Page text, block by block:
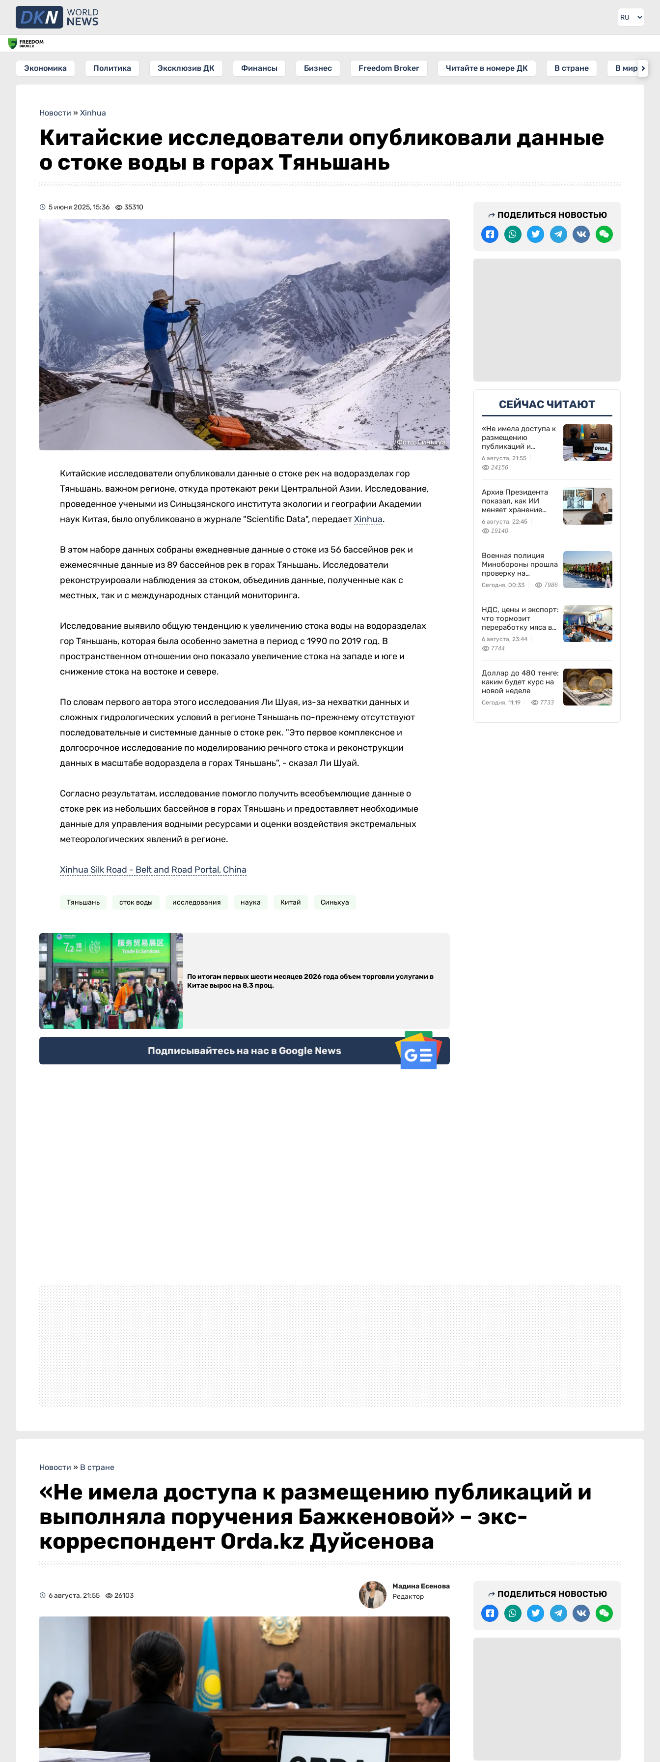
Экономика Политика Эксклюзив ДК Финансы Бизнес Freedom Broker Читайте в номере ДК В стране В мире
Новости » Xinhua
Китайские исследователи опубликовали данные
о стоке воды в горах Тяньшань
5 июня 2025, 15:36 35310
Фото: Синьхуа
Китайские исследователи опубликовали данные о стоке рек на водоразделах гор
Тяньшань, важном регионе, откуда протекают реки Центральной Азии. Исследование,
проведенное учеными из Синьцзянского института экологии и географии Академии
наук Китая, было опубликовано в журнале "Scientific Data", передаетXinhua.
В этом наборе данных собраны ежедневные данные о стоке из 56 бассейнов рек и
ежемесячные данные из 89 бассейнов рек в горах Тяньшань. Исследователи
реконструировали наблюдения за стоком, объединив данные, полученные как с
местных, так и с международных станций мониторинга.
Исследование выявило общую тенденцию к увеличению стока воды на водоразделах
гор Тяньшань, которая была особенно заметна в период с 1990 по 2019 год. В
пространственном отношении оно показало увеличение стока на западе и юге и
снижение стока на востоке и севере.
По словам первого автора этого исследования Ли Шуая, из-за нехватки данных и
сложных гидрологических условий в регионе Тяньшань по-прежнему отсутствуют
последовательные и системные данные о стоке рек. "Это первое комплексное и
долгосрочное исследование по моделированию речного стока и реконструкции
данных в масштабе водораздела в горах Тяньшань", - сказал Ли Шуай.
Согласно результатам, исследование помогло получить всеобъемлющие данные о
стоке рек из небольших бассейнов в горах Тяньшань и предоставляет необходимые
данные для управления водными ресурсами и оценки воздействия экстремальных
метеорологических явлений в регионе.
Xinhua Silk Road - Belt and Road Portal, China
Тяньшань сток воды исследования наука Китай Синьхуа
По итогам первых шести месяцев 2026 года объем торговли услугами в
Китае вырос на 8,3 проц.
Подписывайтесь на нас в Google News
ПОДЕЛИТЬСЯ НОВОСТЬЮ
СЕЙЧАС ЧИТАЮТ
«Не имела доступа к
размещению
публикаций и
выполняла
поручения
Бажкеновой» – экс-
Orda.kz Дуйсенова
6 августа, 21:55
24156
Архив Президента
показал, как ИИ
меняет хранение
документов в
Казахстане
6 августа, 22:45
19140
Военная полиция
Минобороны прошла
проверку на
выносливость
Сегодня, 00:33 7986
НДС, цены и экспорт:
что тормозит
переработку мяса в
Казахстане
6 августа, 23:44
7744
Доллар до 480 тенге:
каким будет курс на
новой неделе
Сегодня, 11:19 7733
Новости » В стране
«Не имела доступа к размещению публикаций и
выполняла поручения Бажкеновой» – экс-
корреспондент Orda.kz Дуйсенова
6 августа, 21:55 26103
Мадина Есенова
Редактор
ПОДЕЛИТЬСЯ НОВОСТЬЮ